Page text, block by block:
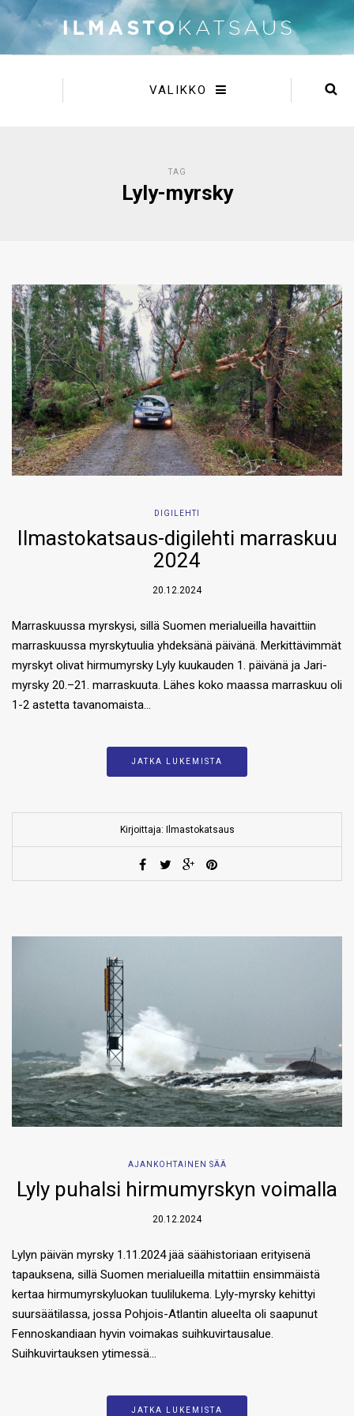
VALIKKO
TAG
Lyly-myrsky
DIGILEHTI
Ilmastokatsaus-digilehti marraskuu
2024
20.12.2024
Marraskuussa myrskysi, sillä Suomen merialueilla havaittiin
marraskuussa myrskytuulia yhdeksänä päivänä. Merkittävimmät
myrskyt olivat hirmumyrsky Lyly kuukauden 1. päivänä ja ­Jari-
myrsky 20.–21. marraskuuta. Lähes koko maassa marraskuu oli
1-2 astetta tavanomaista…
JATKA LUKEMISTA
Kirjoittaja: Ilmastokatsaus
AJANKOHTAINEN SÄÄ
Lyly puhalsi hirmumyrskyn voimalla
20.12.2024
Lylyn päivän myrsky 1.11.2024 jää säähistoriaan erityisenä
tapauksena, sillä Suomen merialueilla mitattiin ensimmäistä
kertaa hirmumyrskyluokan tuulilukema. Lyly-myrsky kehittyi
suursäätilassa, jossa Pohjois-Atlantin alueelta oli saapunut
Fennoskandiaan hyvin voimakas suihkuvirtausalue.
Suihkuvirtauksen ytimessä…
JATKA LUKEMISTA